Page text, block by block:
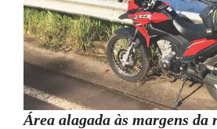
Área alagada às margens da